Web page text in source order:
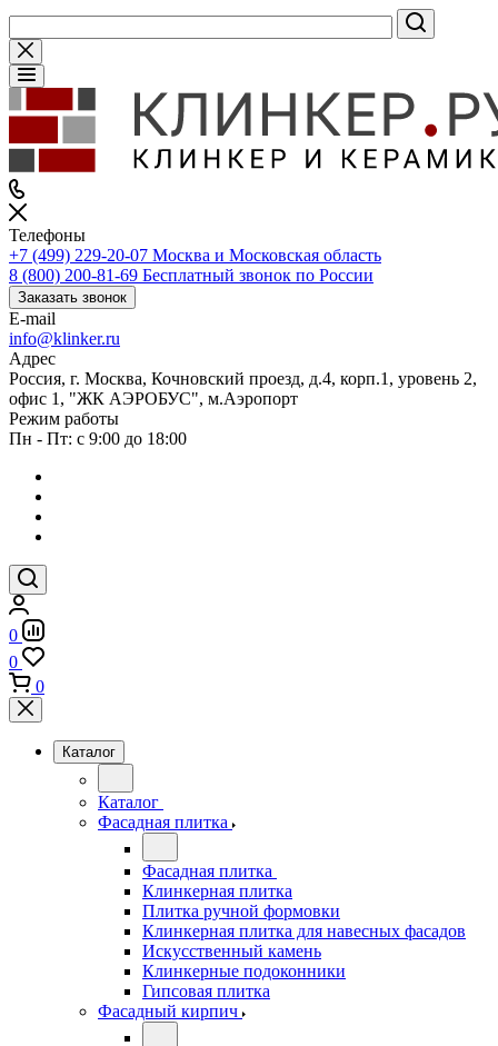
Телефоны
+7 (499) 229-20-07 Москва и Московская область
8 (800) 200-81-69 Бесплатный звонок по России
Заказать звонок
E-mail
info@klinker.ru
Адрес
Россия, г. Москва, Кочновский проезд, д.4, корп.1, уровень 2,
офис 1, "ЖК АЭРОБУС", м.Аэропорт
Режим работы
Пн - Пт: с 9:00 до 18:00
0
0
0
Каталог
Каталог
Фасадная плитка
Фасадная плитка
Клинкерная плитка
Плитка ручной формовки
Клинкерная плитка для навесных фасадов
Искусственный камень
Клинкерные подоконники
Гипсовая плитка
Фасадный кирпич